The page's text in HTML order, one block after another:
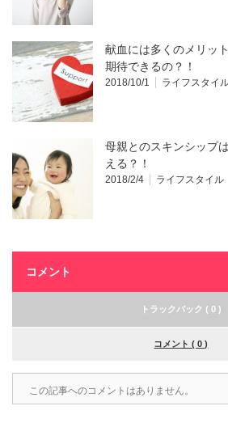
献血には多くのメリッ
期待できるの？！
2018/10/1 ライフスタイ
母親とのスキンシップ
える？！
2018/2/4 ライフスタイル
コメント
トラックバック ( 0 )
コメント ( 0 )
この記事へのコメントはありません。